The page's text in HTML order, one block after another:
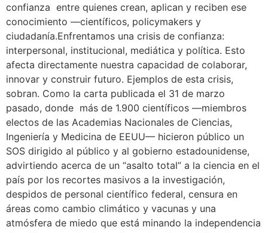
confianza entre quienes crean, aplican y reciben ese
conocimiento —científicos, policymakers y
ciudadanía.Enfrentamos una crisis de confianza:
interpersonal, institucional, mediática y política. Esto
afecta directamente nuestra capacidad de colaborar,
innovar y construir futuro. Ejemplos de esta crisis,
sobran. Como la carta publicada el 31 de marzo
pasado, donde más de 1.900 científicos —miembros
electos de las Academias Nacionales de Ciencias,
Ingeniería y Medicina de EEUU— hicieron público un
SOS dirigido al público y al gobierno estadounidense,
advirtiendo acerca de un “asalto total” a la ciencia en el
país por los recortes masivos a la investigación,
despidos de personal científico federal, censura en
áreas como cambio climático y vacunas y una
atmósfera de miedo que está minando la independencia